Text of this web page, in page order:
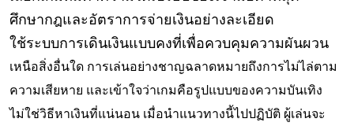
ศึกษากฎและอัตราการจ่ายเงินอย่างละเอียด
ใช้ระบบการเดินเงินแบบคงที่เพื่อควบคุมความผันผวน
เหนือสิ่งอื่นใด การเล่นอย่างชาญฉลาดหมายถึงการไม่ไล่ตาม
ความเสียหาย และเข้าใจว่าเกมคือรูปแบบของความบันเทิง
ไม่ใช่วิธีหาเงินที่แน่นอน เมื่อนำแนวทางนี้ไปปฏิบัติ ผู้เล่นจะ